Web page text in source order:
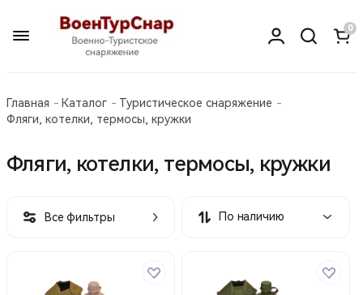
0
Главная Каталог
Туристическое снаряжение
Фляги, котелки, термосы, кружки
Фляги, котелки, термосы, кружки
Все фильтры По наличию